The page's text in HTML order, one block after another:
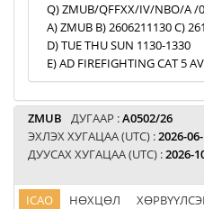
Q) ZMUB/QFFXX/IV/NBO/A /
A) ZMUB B) 2606211130 C)
D) TUE THU SUN 1130-1330
E) AD FIREFIGHTING CAT 5
ZMUB ДУГААР :A0502/26
ЭХЛЭХ ХУГАЦАА (UTC) :2026-
ДУУСАХ ХУГАЦАА (UTC) :2026-
ICAO НӨХЦӨЛ